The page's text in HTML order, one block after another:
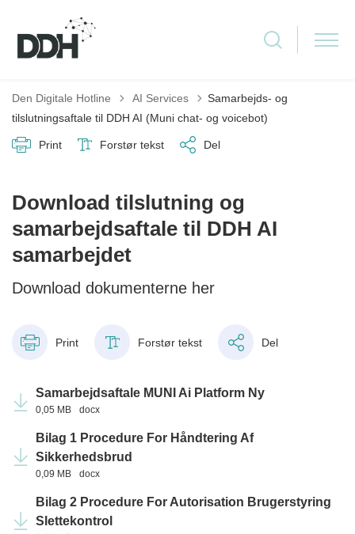
Den Digitale Hotline Tilbage til
AI Services
Samarbejds- og
tilslutningsaftale til DDH AI (Muni chat- og voicebot)
Print Forstør tekst Del
Download tilslutning og
samarbejdsaftale til DDH AI
samarbejdet
Download dokumenterne her
Print Forstør tekst Del
Samarbejdsaftale MUNI Ai Platform Ny
0,05 MB docx
Bilag 1 Procedure For Håndtering Af
Sikkerhedsbrud
0,09 MB docx
Bilag 2 Procedure For Autorisation Brugerstyring
Slettekontrol